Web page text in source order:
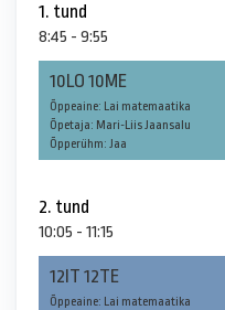
1. tund
8:45 - 9:55
10LO 10ME
Õppeaine: Lai matemaatika
Õpetaja: Mari-Liis Jaansalu
Õpperühm: Jaa
2. tund
10:05 - 11:15
12IT 12TE
Õppeaine: Lai matemaatika